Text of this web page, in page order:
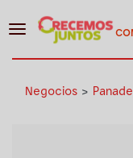
¡Haz clic aquí y obtén
insumos de esta
al instante!
Negocios >